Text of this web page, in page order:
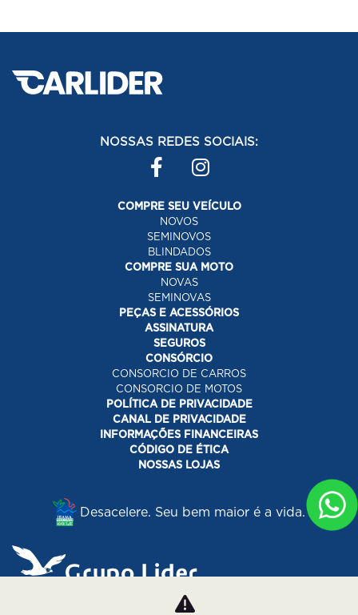
NOSSAS REDES SOCIAIS:
COMPRE SEU VEÍCULO
NOVOS
SEMINOVOS
BLINDADOS
COMPRE SUA MOTO
NOVAS
SEMINOVAS
PEÇAS E ACESSÓRIOS
ASSINATURA
SEGUROS
CONSÓRCIO
CONSORCIO DE CARROS
CONSORCIO DE MOTOS
POLÍTICA DE PRIVACIDADE
CANAL DE PRIVACIDADE
INFORMAÇÕES FINANCEIRAS
CÓDIGO DE ÉTICA
NOSSAS LOJAS
Desacelere. Seu bem maior é a vida.